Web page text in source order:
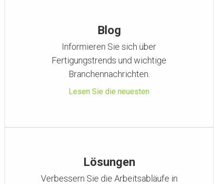
Blog
Informieren Sie sich über
Fertigungstrends und wichtige
Branchennachrichten.
Lesen Sie die neuesten
Lösungen
Verbessern Sie die Arbeitsabläufe in